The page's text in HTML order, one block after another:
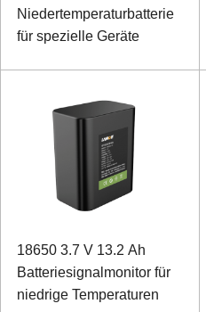
Niedertemperaturbatterie
für spezielle Geräte
18650 3.7 V 13.2 Ah
Batteriesignalmonitor für
niedrige Temperaturen